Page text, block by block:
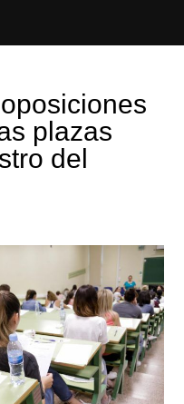
plazas
del